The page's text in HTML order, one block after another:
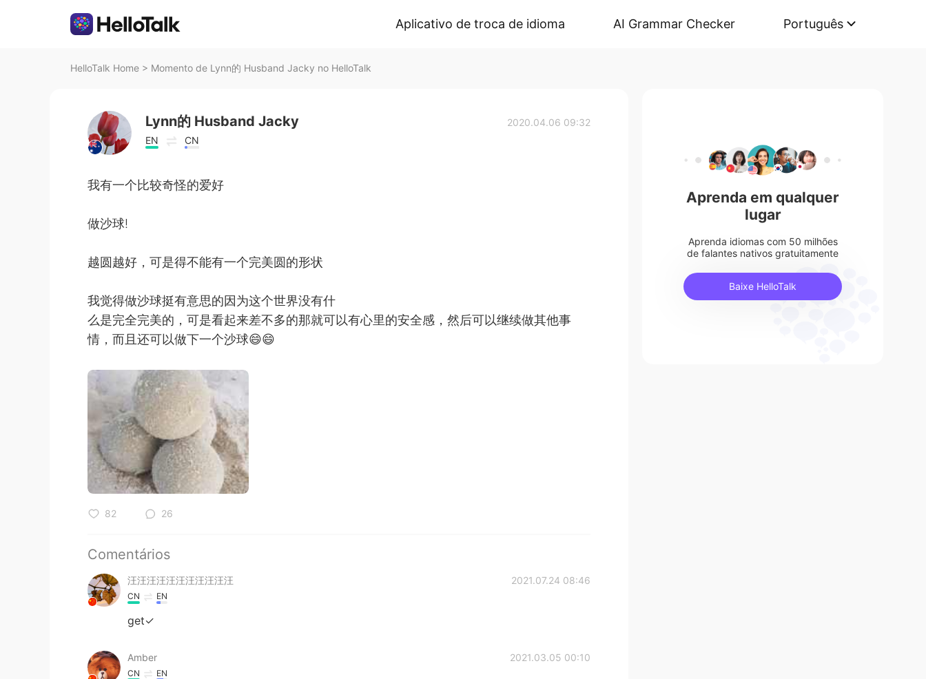
Aplicativo de troca de idioma AI Grammar Checker Português
HelloTalk Home > Momento de Lynn的 Husband Jacky no HelloTalk
Lynn的 Husband Jacky
EN CN
2020.04.06 09:32
我有一个比较奇怪的爱好
做沙球!
越圆越好，可是得不能有一个完美圆的形状
我觉得做沙球挺有意思的因为这个世界没有什
么是完全完美的，可是看起来差不多的那就可以有心里的安全感，然后可以继续做其他事
情，而且还可以做下一个沙球😄😄
82 26
Comentários
汪汪汪汪汪汪汪汪汪汪汪 2021.07.24 08:46
CN EN
get✓
Amber 2021.03.05 00:10
CN EN
Aprenda em qualquer
lugar
Aprenda idiomas com 50 milhões
de falantes nativos gratuitamente
Baixe HelloTalk